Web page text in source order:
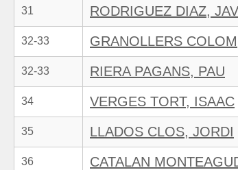
31 RODRIGUEZ DIAZ,
32-33 GRANOLLERS
32-33 RIERA PAGANS, PAU
34 VERGES TORT, ISAAC
35 LLADOS CLOS, JORDI
36 CATALAN